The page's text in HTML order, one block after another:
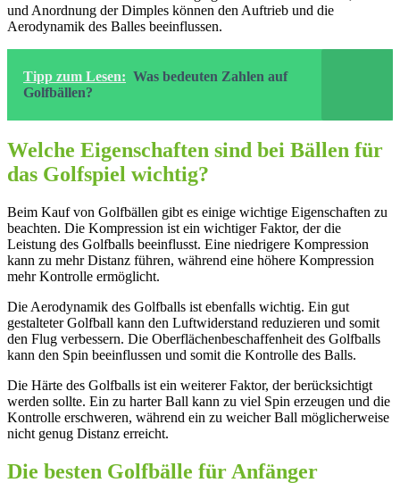
und Anordnung der Dimples können den Auftrieb und die
Aerodynamik des Balles beeinflussen.
Tipp zum Lesen: Was bedeuten Zahlen auf
Golfbällen?
Welche Eigenschaften sind bei Bällen für
das Golfspiel wichtig?
Beim Kauf von Golfbällen gibt es einige wichtige Eigenschaften zu
beachten. Die Kompression ist ein wichtiger Faktor, der die
Leistung des Golfballs beeinflusst. Eine niedrigere Kompression
kann zu mehr Distanz führen, während eine höhere Kompression
mehr Kontrolle ermöglicht.
Die Aerodynamik des Golfballs ist ebenfalls wichtig. Ein gut
gestalteter Golfball kann den Luftwiderstand reduzieren und somit
den Flug verbessern. Die Oberflächenbeschaffenheit des Golfballs
kann den Spin beeinflussen und somit die Kontrolle des Balls.
Die Härte des Golfballs ist ein weiterer Faktor, der berücksichtigt
werden sollte. Ein zu harter Ball kann zu viel Spin erzeugen und die
Kontrolle erschweren, während ein zu weicher Ball möglicherweise
nicht genug Distanz erreicht.
Die besten Golfbälle für Anfänger